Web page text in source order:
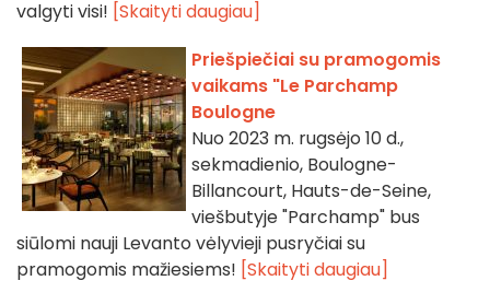
valgyti visi! [Skaityti daugiau]
Priešpiečiai su pramogomis
vaikams "Le Parchamp
Boulogne
Nuo 2023 m. rugsėjo 10 d.,
sekmadienio, Boulogne-
Billancourt, Hauts-de-Seine,
viešbutyje "Parchamp" bus
siūlomi nauji Levanto vėlyvieji pusryčiai su
pramogomis mažiesiems! [Skaityti daugiau]